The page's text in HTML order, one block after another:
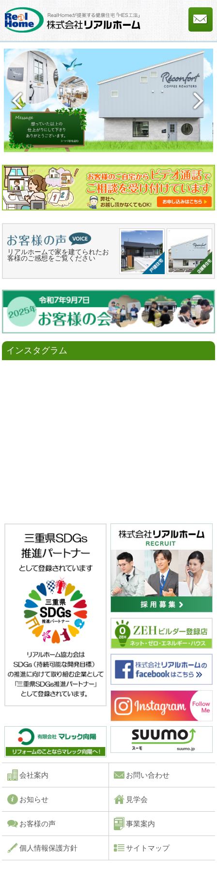
リアルホームで家を建てられたお
客様のご感想をご覧ください
インスタグラム
会社案内 お問い合わせ
お知らせ 見学会
お客様の声 事業案内
個人情報保護方針 サイトマップ